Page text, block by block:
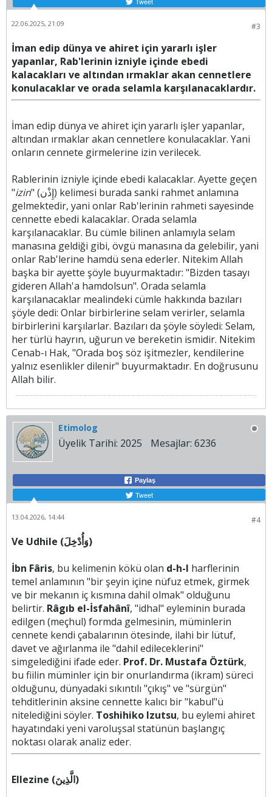
#3
22.06.2025, 21:09
İman edip dünya ve ahiret için yararlı işler
yapanlar, Rab'lerinin izniyle içinde ebedi
kalacakları ve altından ırmaklar akan cennetlere
konulacaklar ve orada selamla karşılanacaklardır.
İman edip dünya ve ahiret için yararlı işler yapanlar,
altından ırmaklar akan cennetlere konulacaklar. Yani
onların cennete girmelerine izin verilecek.
Rablerinin izniyle içinde ebedi kalacaklar. Ayette geçen
"izin" (إِذْن) kelimesi burada sanki rahmet anlamına
gelmektedir, yani onlar Rab'lerinin rahmeti sayesinde
cennette ebedi kalacaklar. Orada selamla
karşılanacaklar. Bu cümle bilinen anlamıyla selam
manasına geldiği gibi, övgü manasına da gelebilir, yani
onlar Rab'lerine hamdü sena ederler. Nitekim Allah
başka bir ayette şöyle buyurmaktadır: "Bizden tasayı
gideren Allah'a hamdolsun". Orada selamla
karşılanacaklar mealindeki cümle hakkında bazıları
şöyle dedi: Onlar birbirlerine selam verirler, selamla
birbirlerini karşılarlar. Bazıları da şöyle söyledi: Selam,
her türlü hayrın, uğurun ve bereketin ismidir. Nitekim
Cenab-ı Hak, "Orada boş söz işitmezler, kendilerine
yalnız esenlikler dilenir" buyurmaktadır. En doğrusunu
Allah bilir.​
Etimolog
Üyelik Tarihi: 2025 Mesajlar: 6236
Paylaş
Tweet
#4
13.04.2026, 14:44
Ve Udhile (وَأُدْخِلَ)
İbn Fâris, bu kelimenin kökü olan d-h-l harflerinin
temel anlamının "bir şeyin içine nüfuz etmek, girmek
ve bir mekanın iç kısmına dahil olmak" olduğunu
belirtir. Râgıb el-İsfahânî, "idhal" eyleminin burada
edilgen (meçhul) formda gelmesinin, müminlerin
cennete kendi çabalarının ötesinde, ilahi bir lütuf,
davet ve ağırlanma ile "dahil edileceklerini"
simgelediğini ifade eder. Prof. Dr. Mustafa Öztürk,
bu fiilin müminler için bir onurlandırma (ikram) süreci
olduğunu, dünyadaki sıkıntılı "çıkış" ve "sürgün"
tehditlerinin aksine cennette kalıcı bir "kabul"ü
nitelediğini söyler. Toshihiko Izutsu, bu eylemi ahiret
hayatındaki yeni varoluşsal statünün başlangıç
noktası olarak analiz eder.
Ellezine (الَّذِينَ)